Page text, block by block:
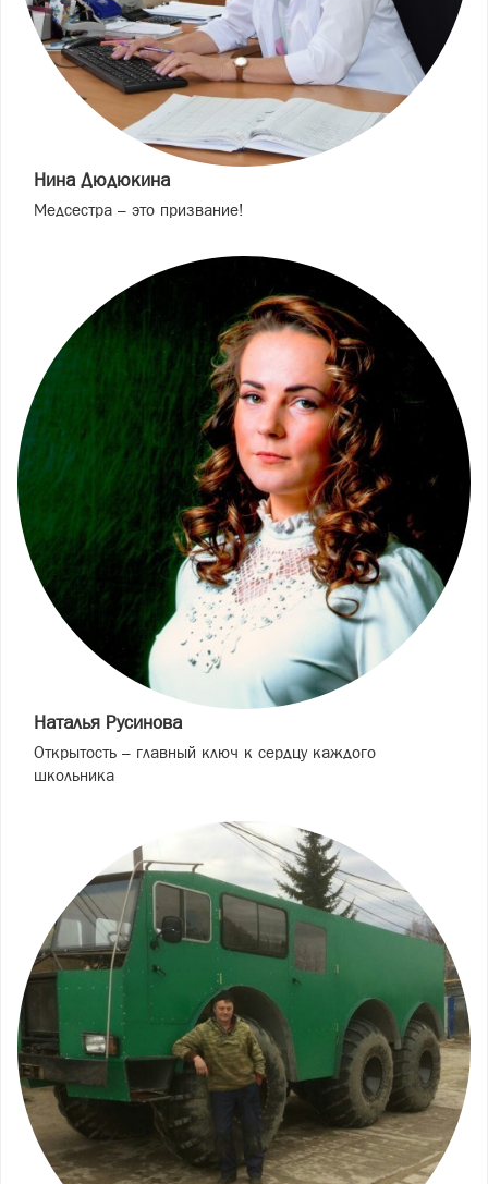
Нина Дюдюкина
Медсестра – это призвание!
Наталья Русинова
Открытость – главный ключ к сердцу каждого
школьника